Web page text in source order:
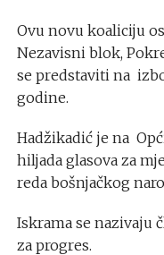
Ovu novu koaliciju
Nezavisni blok,
se predstaviti na
godine.
Hadžikadić je na
hiljada glasova za
reda bošnjačkog
Iskrama se nazivaju
za progres.